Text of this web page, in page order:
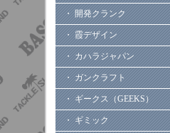
・ 開発クランク
・ 霞デザイン
・ カハラジャパン
・ ガンクラフト
・ ギークス（GEEKS）
・ ギミック